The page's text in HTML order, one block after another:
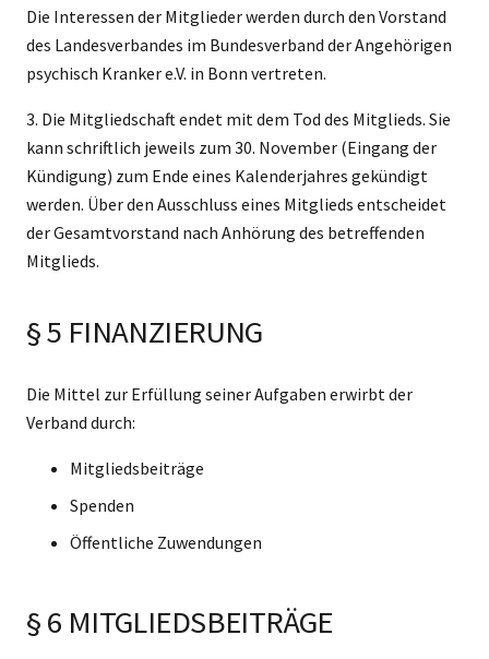
Die Interessen der Mitglieder werden durch den Vorstand
des Landesverbandes im Bundesverband der Angehörigen
psychisch Kranker e.V. in Bonn vertreten.
3. Die Mitgliedschaft endet mit dem Tod des Mitglieds. Sie
kann schriftlich jeweils zum 30. November (Eingang der
Kündigung) zum Ende eines Kalenderjahres gekündigt
werden. Über den Ausschluss eines Mitglieds entscheidet
der Gesamtvorstand nach Anhörung des betreffenden
Mitglieds.
§ 5 FINANZIERUNG
Die Mittel zur Erfüllung seiner Aufgaben erwirbt der
Verband durch:
Mitgliedsbeiträge
Spenden
Öffentliche Zuwendungen
§ 6 MITGLIEDSBEITRÄGE